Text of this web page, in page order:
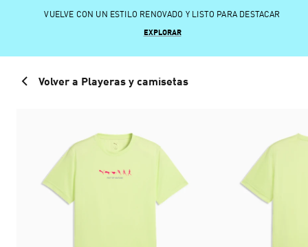
VUELVE CON UN ESTILO RENOVADO Y LISTO PARA DESTACAR
EXPLORAR
Volver a Playeras y camisetas